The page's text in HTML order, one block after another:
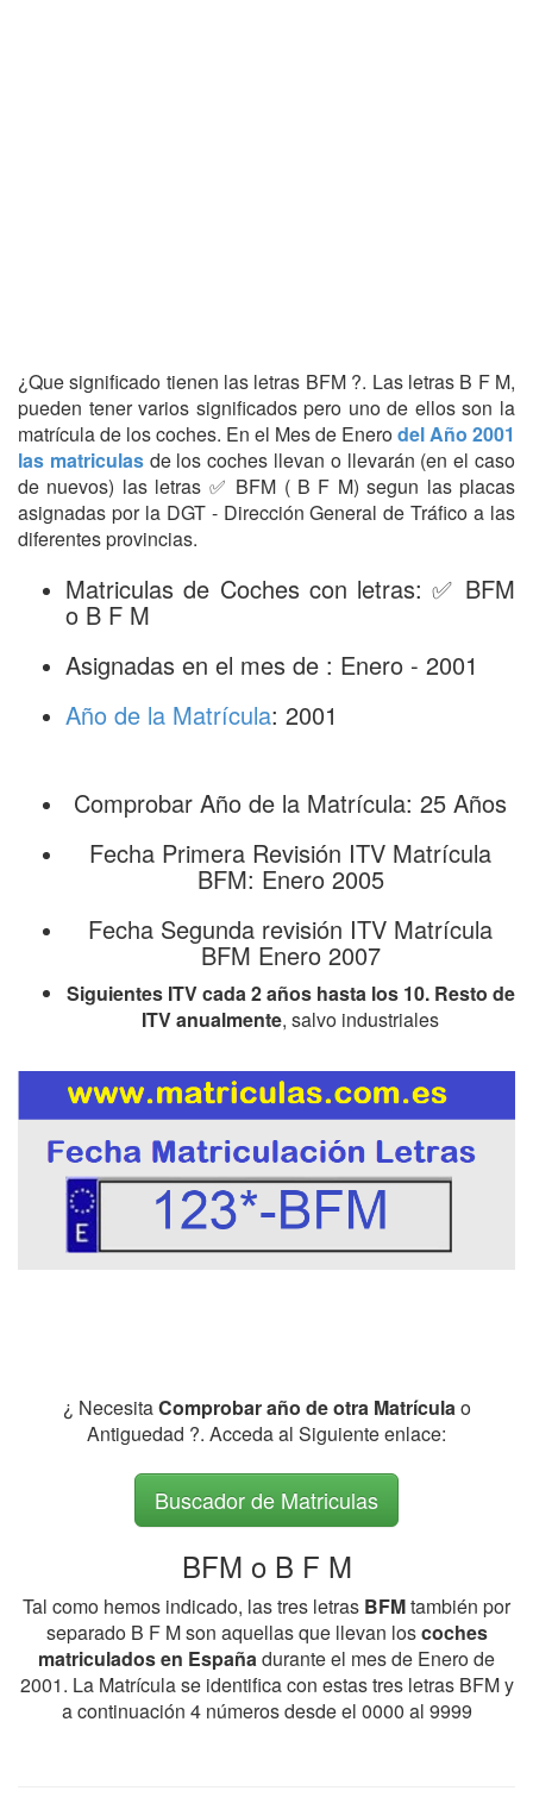
¿Que significado tienen las letras BFM ?. Las letras B F M,
pueden tener varios significados pero uno de ellos son la
matrícula de los coches. En el Mes de Enerodel Año 2001
las matriculas de los coches llevan o llevarán (en el caso
de nuevos) las letras ✅ BFM ( B F M) segun las placas
asignadas por la DGT - Dirección General de Tráfico a las
diferentes provincias.
Matriculas de Coches con letras: ✅ BFM
o B F M
Asignadas en el mes de : Enero - 2001
Año de la Matrícula: 2001
Comprobar Año de la Matrícula: 25 Años
Fecha Primera Revisión ITV Matrícula
BFM: Enero 2005
Fecha Segunda revisión ITV Matrícula
BFM Enero 2007
Siguientes ITV cada 2 años hasta los 10. Resto de
ITV anualmente, salvo industriales
¿ NecesitaComprobar año de otra Matrículao
Antiguedad ?. Acceda al Siguiente enlace:
Buscador de Matriculas
BFM o B F M
Tal como hemos indicado, las tres letras BFMtambién por
separado B F M son aquellas que llevan loscoches
matriculados en Españadurante el mes de Enero de
2001. La Matrícula se identifica con estas tres letras BFM y
a continuación 4 números desde el 0000 al 9999